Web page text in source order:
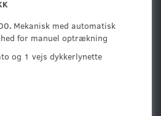
. Mekanisk med automatisk
for manuel optrækning
og 1 vejs dykkerlynette